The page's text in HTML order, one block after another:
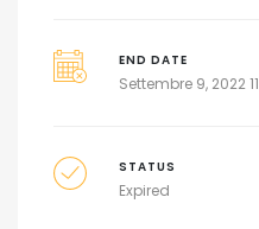
END DATE
Settembre 9, 2022
STATUS
Expired